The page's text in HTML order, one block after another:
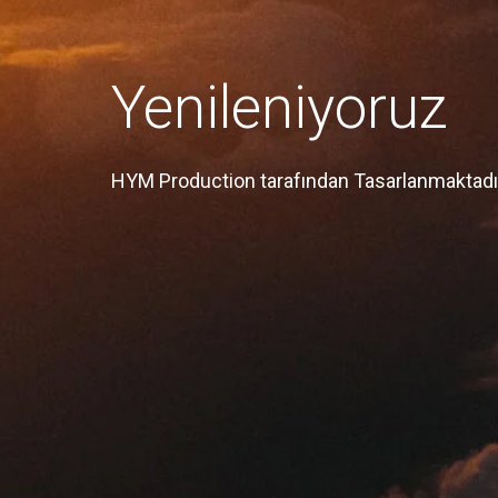
Yenileniyoruz
HYM Production tarafından